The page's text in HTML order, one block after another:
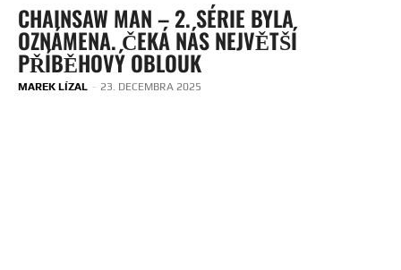
CHAINSAW MAN – 2. SÉRIE BYLA
OZNÁMENA. ČEKÁ NÁS NEJVĚTŠÍ
PŘÍBĚHOVÝ OBLOUK
MAREK LÍZAL - 23. DECEMBRA 2025